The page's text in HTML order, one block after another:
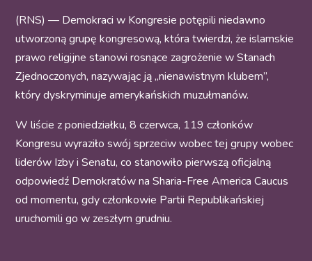
(RNS) — Demokraci w Kongresie potępili niedawno
utworzoną grupę kongresową, która twierdzi, że islamskie
prawo religijne stanowi rosnące zagrożenie w Stanach
Zjednoczonych, nazywając ją „nienawistnym klubem”,
który dyskryminuje amerykańskich muzułmanów.
W liście z poniedziałku, 8 czerwca, 119 członków
Kongresu wyraziło swój sprzeciw wobec tej grupy wobec
liderów Izby i Senatu, co stanowiło pierwszą oficjalną
odpowiedź Demokratów na Sharia-Free America Caucus
od momentu, gdy członkowie Partii Republikańskiej
uruchomili go w zeszłym grudniu.